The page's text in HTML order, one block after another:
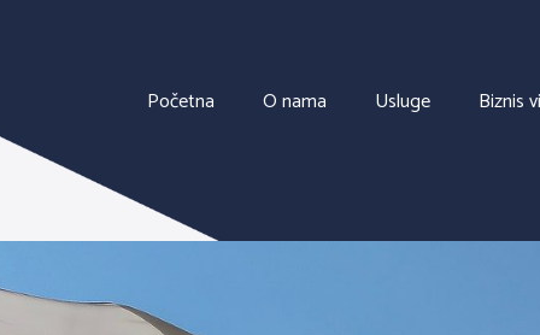
Početna O nama Usluge Biznis